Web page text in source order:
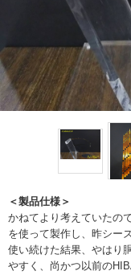
＜製品仕様＞
かねてより考えていたの
を使って製作し、昨シー
使い続けた結果、やはり
やすく、尚かつ以前の